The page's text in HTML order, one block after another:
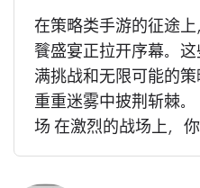
在策略类手游的征途
餮盛宴正拉开序幕。
满挑战和无限可能的
重重迷雾中披荆斩棘
场 在激烈的战场上，